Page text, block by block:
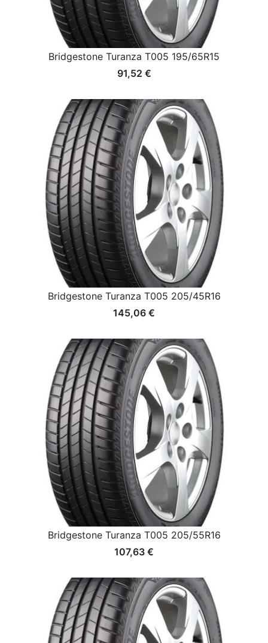
Bridgestone Turanza T005 195/65R15
91,52 €
Bridgestone Turanza T005 205/45R16
145,06 €
Bridgestone Turanza T005 205/55R16
107,63 €